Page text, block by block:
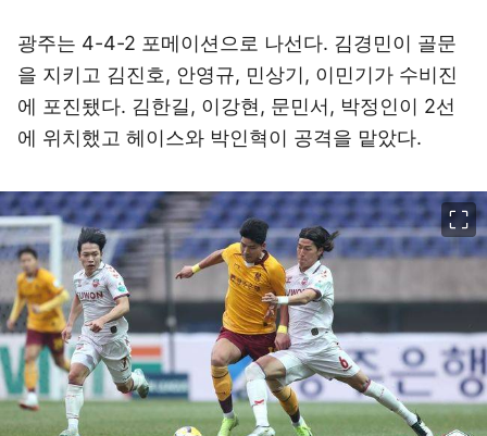
광주는 4-4-2 포메이션으로 나선다. 김경민이 골문
을 지키고 김진호, 안영규, 민상기, 이민기가 수비진
에 포진됐다. 김한길, 이강현, 문민서, 박정인이 2선
에 위치했고 헤이스와 박인혁이 공격을 맡았다.